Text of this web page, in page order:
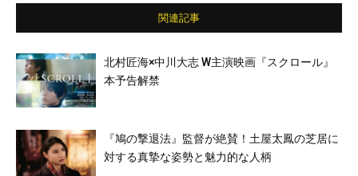
関連記事
北村匠海×中川大志 W主演映画『スクロール』
本予告解禁
『鳩の撃退法』監督が絶賛！土屋太鳳の芝居に
対する真摯な姿勢と魅力的な人柄